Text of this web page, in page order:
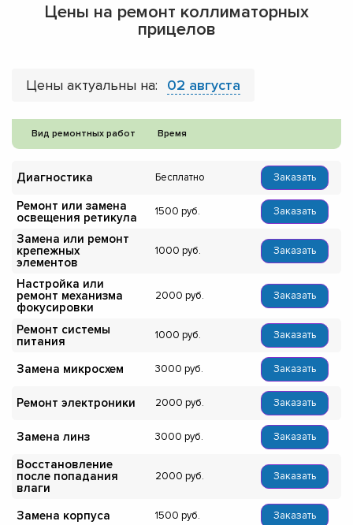
Цены на ремонт коллиматорных
прицелов
Цены актуальны на: 02 августа
Вид ремонтных работ Время
Диагностика Бесплатно Заказать
Ремонт или замена
освещения ретикула
1500 Заказать
Замена или ремонт
крепежных
элементов
1000 Заказать
Настройка или
ремонт механизма
фокусировки
2000 Заказать
Ремонт системы
питания
1000 Заказать
Замена микросхем 3000 Заказать
Ремонт электроники 2000 Заказать
Замена линз 3000 Заказать
Восстановление
после попадания
влаги
2000 Заказать
Замена корпуса 1500 Заказать